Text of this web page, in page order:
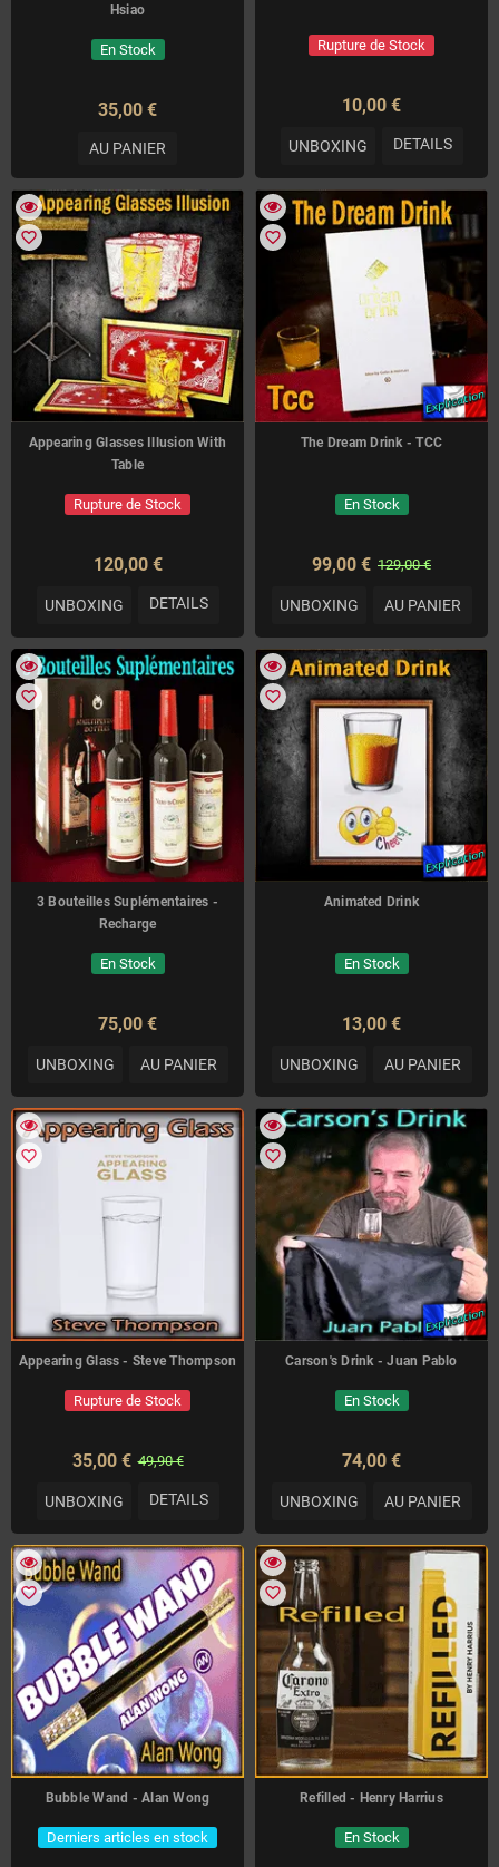
Hsiao
En Stock
35,00 €
AU PANIER
Rupture de Stock
10,00 €
UNBOXING DETAILS
favorite_border
Appearing Glasses Illusion With
Table
Rupture de Stock
120,00 €
UNBOXING DETAILS
favorite_border
The Dream Drink - TCC
En Stock
99,00 € 129,00 €
UNBOXING AU PANIER
favorite_border
3 Bouteilles Suplémentaires -
Recharge
En Stock
75,00 €
UNBOXING AU PANIER
favorite_border
Animated Drink
En Stock
13,00 €
UNBOXING AU PANIER
favorite_border
Appearing Glass - Steve Thompson
Rupture de Stock
35,00 € 49,90 €
UNBOXING DETAILS
favorite_border
Carson's Drink - Juan Pablo
En Stock
74,00 €
UNBOXING AU PANIER
favorite_border
Bubble Wand - Alan Wong
Derniers articles en stock
favorite_border
Refilled - Henry Harrius
En Stock